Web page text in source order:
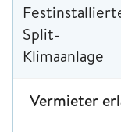
Split-
Klimaanlage
Vermieter